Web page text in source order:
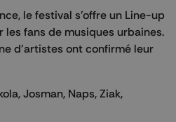
le festival s'offre un Line-up
fans de musiques urbaines.
d'artistes ont confirmé leur
Josman, Naps, Ziak,